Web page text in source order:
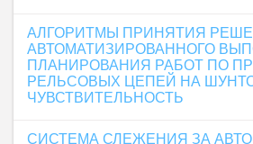
АЛГОРИТМЫ ПРИНЯТИЯ
АВТОМАТИЗИРОВАННОГО
ПЛАНИРОВАНИЯ РАБОТ ПО
РЕЛЬСОВЫХ ЦЕПЕЙ НА
ЧУВСТВИТЕЛЬНОСТЬ
СИСТЕМА СЛЕЖЕНИЯ ЗА